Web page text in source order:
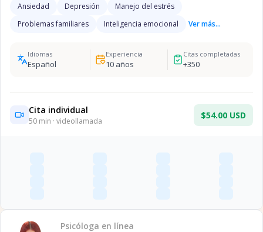
Ansiedad Depresión
Manejo del estrés
Problemas familiares
Inteligencia emocional Ver más...
Idiomas
Español
Experiencia
10años
Citas completadas
+350
Cita individual
50 min · videollamada
$54.00 USD
Psicóloga en línea